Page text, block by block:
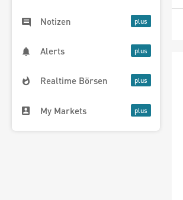
Notizen
Alerts
Realtime Börsen
My Markets